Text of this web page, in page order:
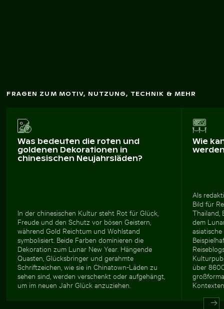
FRAGEN ZUM MOTIV, NUTZUNG, TECHNIK & MEHR
Was bedeuten die roten und
goldenen Dekorationen in
chinesischen Neujahrsläden?
In der chinesischen Kultur steht Rot für Glück,
Freude und den Schutz vor bösen Geistern,
während Gold Reichtum und Wohlstand
symbolisiert. Beide Farben dominieren die
Dekoration zum Lunar New Year. Hängende
Quasten, Glücksbringer und gerahmte
Schriftzeichen, wie sie in Chinatown-Läden zu
sehen sind, werden verschenkt oder aufgehängt,
um im neuen Jahr Glück anzuziehen.
Wie
Als
Bild für
Thailand,
dem
über